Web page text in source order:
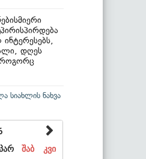
დღეს
სიახლის ნახვა
შაბ
კვი